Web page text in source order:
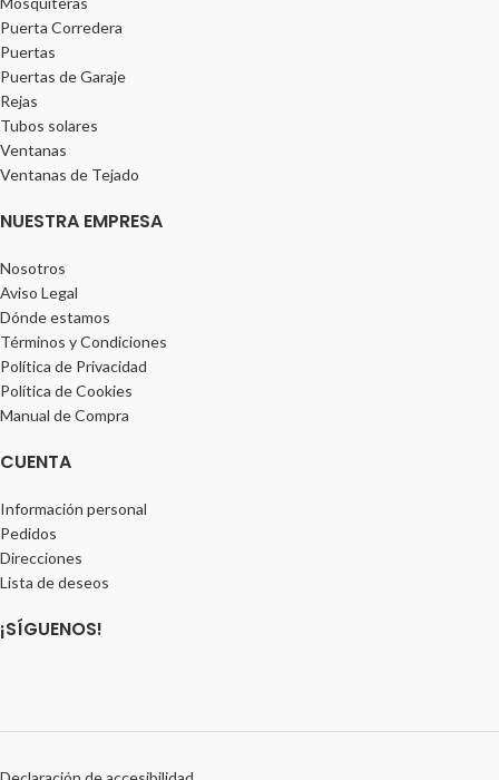
Puerta Corredera
Puertas
Puertas de Garaje
Rejas
Tubos solares
Ventanas
Ventanas de Tejado
NUESTRA EMPRESA
Nosotros
Aviso Legal
Dónde estamos
Términos y Condiciones
Política de Privacidad
Política de Cookies
Manual de Compra
CUENTA
Información personal
Pedidos
Direcciones
Lista de deseos
¡SÍGUENOS!